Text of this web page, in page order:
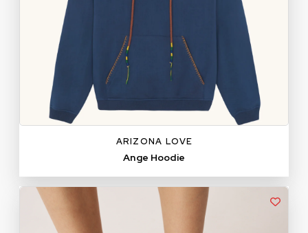
ARIZONA LOVE
Ange Hoodie